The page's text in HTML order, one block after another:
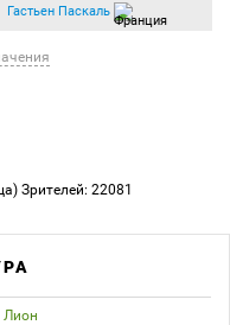
Гастьен Паскаль
Зрителей: 22081
Лион